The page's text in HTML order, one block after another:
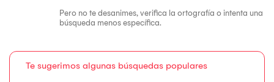
Pero no te desanimes, verifica la ortografía o intenta una
búsqueda menos específica.
Te sugerimos algunas búsquedas populares